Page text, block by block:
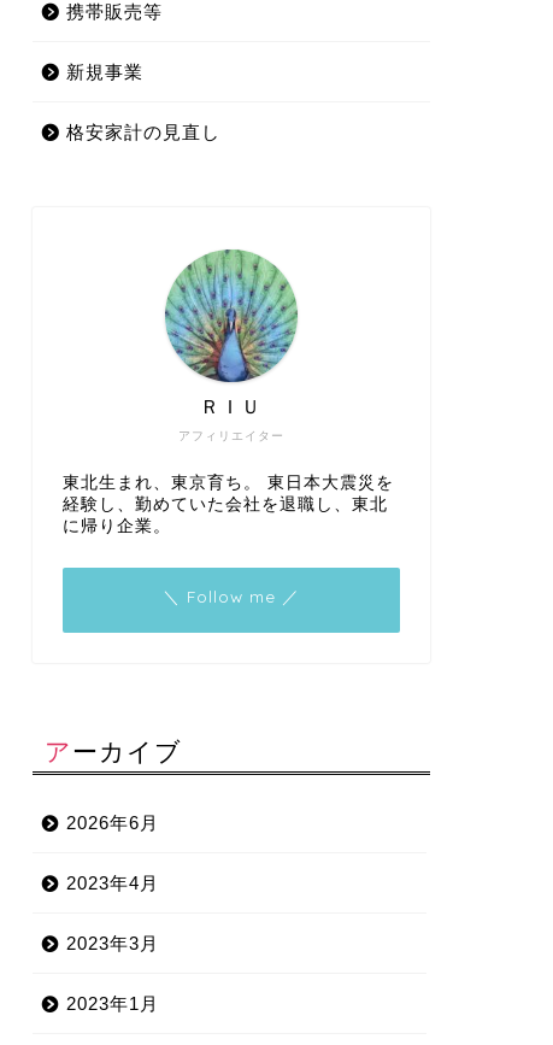
携帯販売等
新規事業
格安家計の見直し
アフィリエイター
ＲＩＵ
東北生まれ、東京育ち。 東日本大震災を
経験し、勤めていた会社を退職し、東北
に帰り企業。
＼ Follow me ／
アーカイブ
2026年6月
2023年4月
2023年3月
2023年1月